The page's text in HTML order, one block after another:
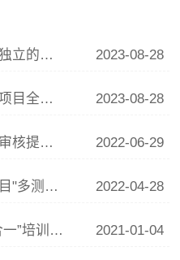
自然资源部印发《建立相对独立的平面坐标系统管理办法》 2023-08-28
株洲发布《株洲市工程建设项目全流程"多测合一"技术规定（修订版）》 2023-08-28
三项举措助推多测合一成果审核提速增效 2022-06-29
市局组织株洲市工程建设项目"多测合一"全流程技术规定培训 2022-04-28
株洲市工程建设项目“多测合一”培训班在株洲举行 2021-01-04